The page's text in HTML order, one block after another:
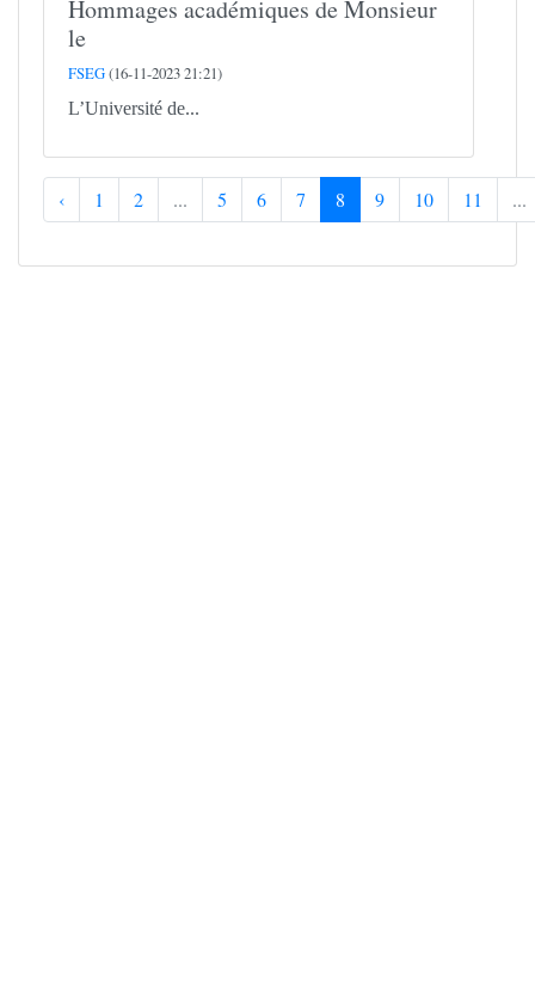
Hommages académiques de Monsieur
le
FSEG(16-11-2023 21:21)
L’Université de...
‹ 1 2 ... 5 6 7 8 9 10 11 ...